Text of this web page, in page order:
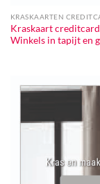
KRASKAARTEN
Kraskaart
Winkels in tapijt en